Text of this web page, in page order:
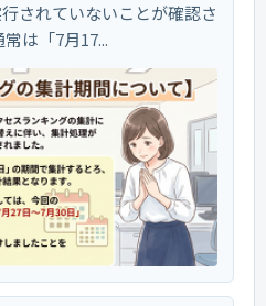
されていないことが確認さ
は「7月17...